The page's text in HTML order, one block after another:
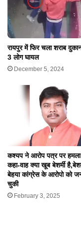
रायपुर में फिर चला शराब
3 लोग घायल
December 5, 2024
कश्यप ने आरोप पत्र पर
कहा-वाह क्या खूब बेशर्मी
बेहया कांग्रेस के आराेपो को
चुकी
February 3, 2025